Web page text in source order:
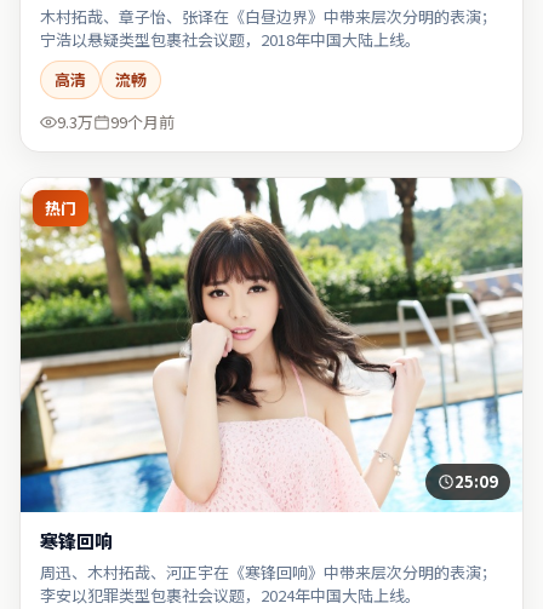
木村拓哉、章子怡、张译在《白昼边界》中带来层次分明的表演；
宁浩以悬疑类型包裹社会议题，2018年中国大陆上线。
高清
流畅
9.3万
99个月前
热门
25:09
寒锋回响
周迅、木村拓哉、河正宇在《寒锋回响》中带来层次分明的表演；
李安以犯罪类型包裹社会议题，2024年中国大陆上线。